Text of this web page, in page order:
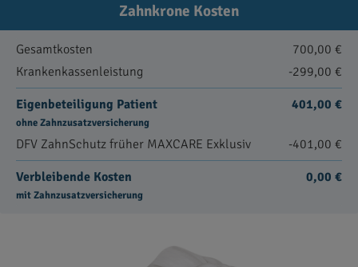
Zahnkrone Kosten
Gesamtkosten
700,00 €
Krankenkassenleistung
-299,00 €
Eigenbeteiligung Patient
ohne Zahnzusatzversicherung
401,00 €
DFV ZahnSchutz früher MAXCARE Exklusiv -401,00 €
Verbleibende Kosten
mit Zahnzusatzversicherung
0,00 €